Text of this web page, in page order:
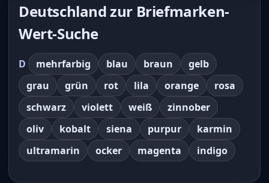
Deutschland zur Briefmarken-
Wert-Suche
D mehrfarbig blau braun
gelb
grau
grün rot lila orange
rosa
schwarz
violett weiß
zinnober
oliv
kobalt siena purpur
karmin
ultramarin
ocker magenta indigo